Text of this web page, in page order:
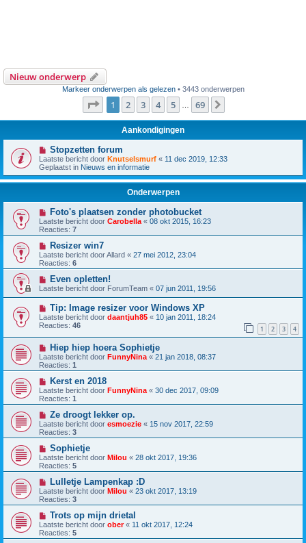
Nieuw onderwerp
Markeer onderwerpen als gelezen• 3443 onderwerpen
Pagina van 69
1 2 3 4 5 69
Aankondigingen
Stopzetten forum
Laatste bericht door Knutselsmurf « 11 dec 2019, 12:33
Geplaatst in Nieuws en informatie
Onderwerpen
Foto's plaatsen zonder photobucket
Laatste bericht door Carobella « 08 okt 2015, 16:23
Reacties: 7
Resizer win7
Laatste bericht doorAllard « 27 mei 2012, 23:04
Reacties: 6
Even opletten!
Laatste bericht door ForumTeam « 07 jun 2011, 19:56
Tip: Image resizer voor Windows XP
Laatste bericht door daantjuh85 « 10 jan 2011, 18:24
Reacties: 46 1 2 3 4
Hiep hiep hoera Sophietje
Laatste bericht door FunnyNina « 21 jan 2018, 08:37
Reacties: 1
Kerst en 2018
Laatste bericht door FunnyNina « 30 dec 2017, 09:09
Reacties: 1
Ze droogt lekker op.
Laatste bericht door esmoezie « 15 nov 2017, 22:59
Reacties: 3
Sophietje
Laatste bericht door Milou « 28 okt 2017, 19:36
Reacties: 5
Lulletje Lampenkap :D
Laatste bericht door Milou « 23 okt 2017, 13:19
Reacties: 3
Trots op mijn drietal
Laatste bericht door ober« 11 okt 2017, 12:24
Reacties: 5